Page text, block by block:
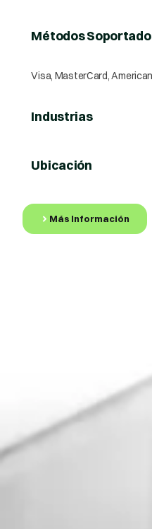
Métodos
Visa, MasterCard,
Industrias
Ubicación
Más Información